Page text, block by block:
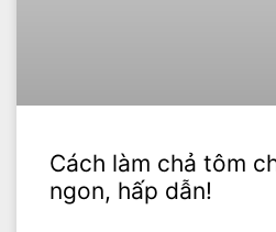
Cách làm chả tôm
ngon, hấp dẫn!